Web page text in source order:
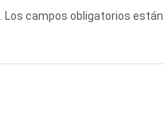
Los campos obligatorios